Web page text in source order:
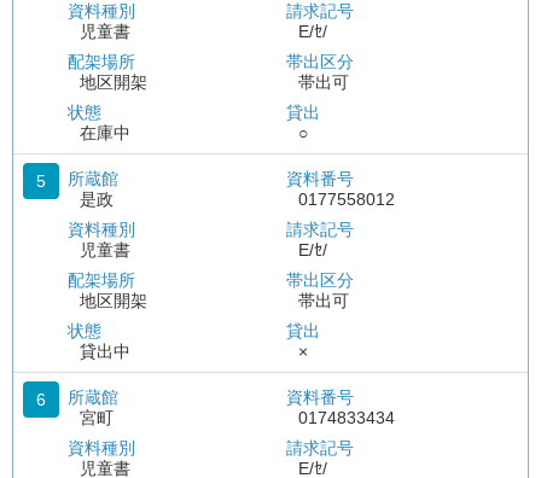
資料種別
児童書
配架場所
地区開架
状態
在庫中
請求記号
E/ｾ/
帯出区分
帯出可
貸出
○
5
所蔵館
是政
資料種別
児童書
配架場所
地区開架
状態
貸出中
資料番号
0177558012
請求記号
E/ｾ/
帯出区分
帯出可
貸出
×
6
所蔵館
宮町
資料種別
児童書
資料番号
0174833434
請求記号
E/ｾ/